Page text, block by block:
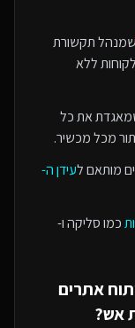
שמנהל תקשורת
ללא
את כל
מכל מכשיר.
מותאם לעידן ה-
כמו סליקה ו-
אתרים
אש?